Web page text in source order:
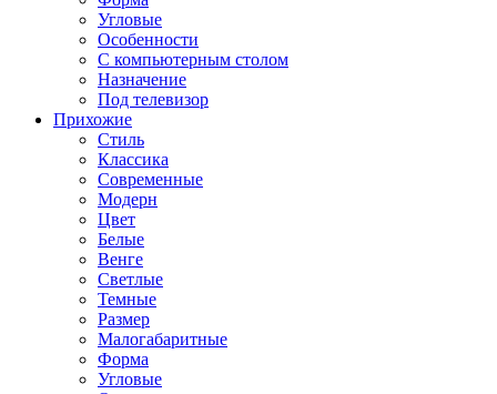
Угловые
Особенности
С компьютерным столом
Назначение
Под телевизор
Прихожие
Стиль
Классика
Современные
Модерн
Цвет
Белые
Венге
Светлые
Темные
Размер
Малогабаритные
Форма
Угловые